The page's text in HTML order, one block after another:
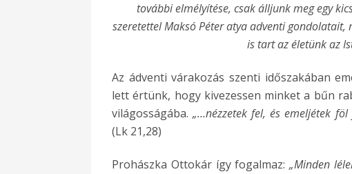
további elmélyítése, csak álljunk meg egy
szeretettel Maksó Péter atya adventi
is tart az életünk az
Az ádventi várakozás szenti időszakában
lett értünk, hogy kivezessen minket a bűn
világosságába.„…nézzetek fel, és emeljétek
(Lk 21,28)
Prohászka Ottokár így fogalmaz:„Minden